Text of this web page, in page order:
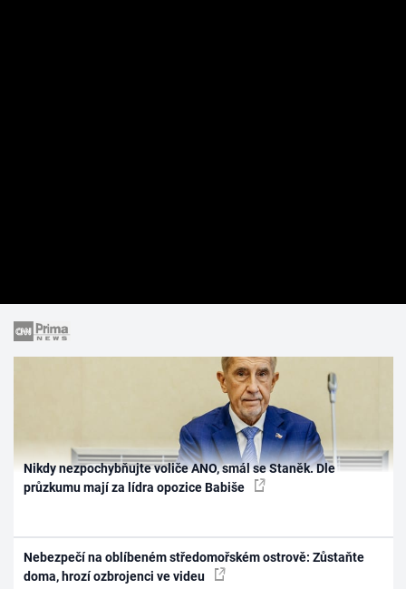
Nikdy nezpochybňujte voliče ANO, smál se Staněk. Dle
průzkumu mají za lídra opozice Babiše
Nebezpečí na oblíbeném středomořském ostrově: Zůstaňte
doma, hrozí ozbrojenci ve videu